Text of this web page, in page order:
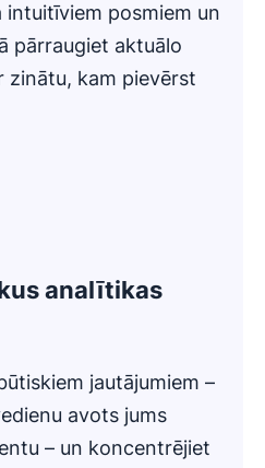
posmiem un
pārraugiet aktuālo
zinātu, kam pievērst
analītikas
jautājumiem –
avots jums
– un koncentrējiet